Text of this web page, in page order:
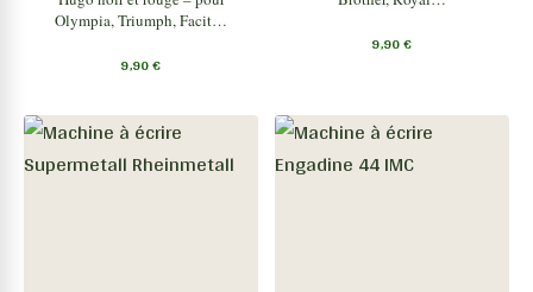
Olympia, Triumph, Facit…
9,90€
9,90€